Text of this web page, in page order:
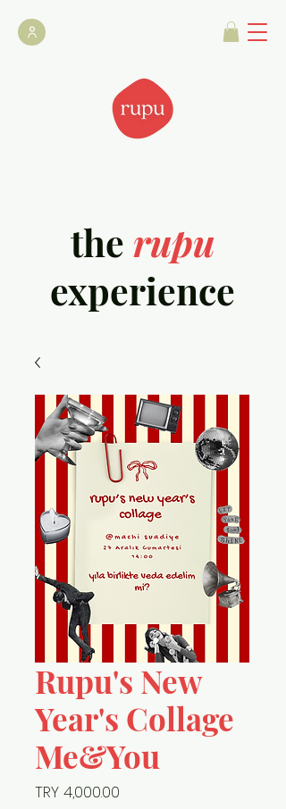
the rupu
experience
Rupu's New
Year's Collage
Me&You
TRY 4,000.00